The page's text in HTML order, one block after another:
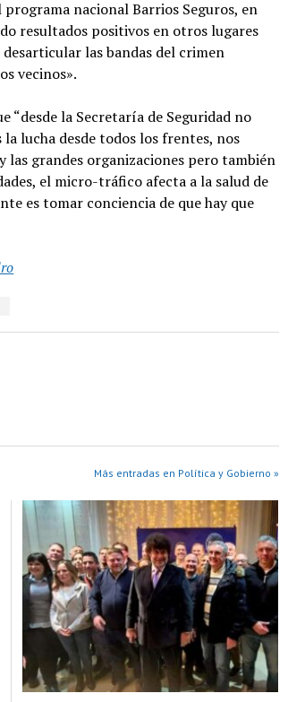
nacional Barrios Seguros, en
resultados positivos en otros lugares
las bandas del crimen
vecinos».
“desde la Secretaría de Seguridad no
lucha desde todos los frentes, nos
las grandes organizaciones pero también
el micro-tráfico afecta a la salud de
es tomar conciencia de que hay que
Más entradas en Política y Gobierno »